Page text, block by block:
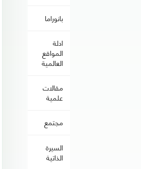
بانوراما
ادلة
المواقع
العالمية
مقالات
علمية
مجتمع
السيرة
الذاتية